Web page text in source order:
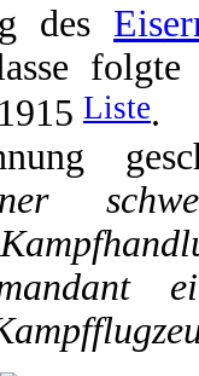
des
folgte
Liste.